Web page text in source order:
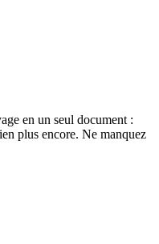
en un seul document :
plus encore. Ne manquez